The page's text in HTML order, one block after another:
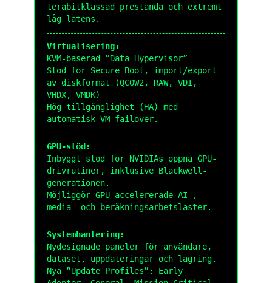
terabitklassad prestanda och extremt
låg latens.
Virtualisering:
KVM-baserad ”Data Hypervisor”
Stöd för Secure Boot, import/export
av diskformat (QCOW2, RAW, VDI,
VHDX, VMDK)
Hög tillgänglighet (HA) med
automatisk VM-failover.
GPU-stöd:
Inbyggt stöd för NVIDIAs öppna GPU-
drivrutiner, inklusive Blackwell-
generationen.
Möjliggör GPU-accelererade AI-,
media- och beräkningsarbetslaster.
Systemhantering:
Nydesignade paneler för användare,
dataset, uppdateringar och lagring.
Nya ”Update Profiles”: Early